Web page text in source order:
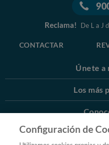
Reclama! De L a J
CONTACTAR
Únete a
Los más
Más
Configuración de